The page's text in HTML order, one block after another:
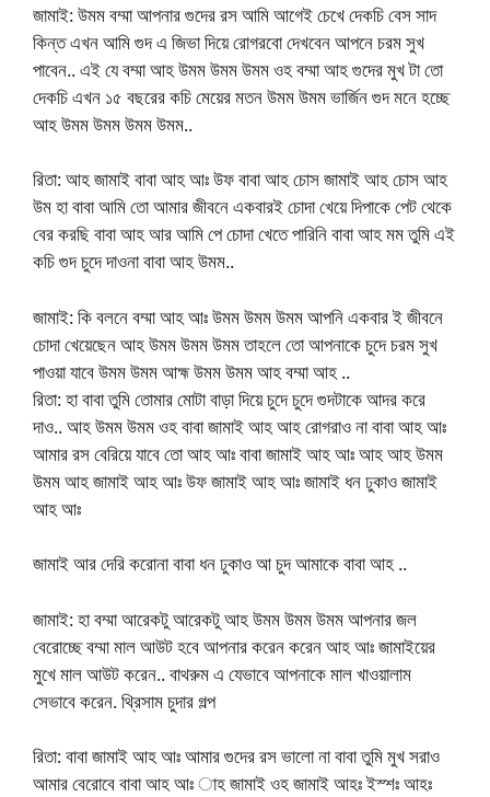
জামাই: উমম বম্মা আপনার গুদের রস আমি আগেই চেখে দেকচি বেস সাদ
কিন্ত এখন আমি গুদ এ জিভা দিয়ে রোগরবো দেখবেন আপনে চরম সুখ
পাবেন.. এই যে বম্মা আহ উমম উমম উমম ওহ বম্মা আহ গুদের মুখ টা তো
দেকচি এখন ১৫ বছরের কচি মেয়ের মতন উমম উমম ভার্জিন গুদ মনে হচ্ছে
আহ উমম উমম উমম উমম..
রিতা: আহ জামাই বাবা আহ আঃ উফ বাবা আহ চোস জামাই আহ চোস আহ
উম হা বাবা আমি তো আমার জীবনে একবারই চোদা খেয়ে দিপাকে পেট থেকে
বের করছি বাবা আহ আর আমি পে চোদা খেতে পারিনি বাবা আহ মম তুমি এই
কচি গুদ চুদে দাওনা বাবা আহ উমম..
জামাই: কি বলনে বম্মা আহ আঃ উমম উমম উমম আপনি একবার ই জীবনে
চোদা খেয়েছেন আহ উমম উমম উমম তাহলে তো আপনাকে চুদে চরম সুখ
পাওয়া যাবে উমম উমম আহ্ম উমম উমম আহ বম্মা আহ ..
রিতা: হা বাবা তুমি তোমার মোটা বাড়া দিয়ে চুদে চুদে গুদটাকে আদর করে
দাও.. আহ উমম উমম ওহ বাবা জামাই আহ আহ রোগরাও না বাবা আহ আঃ
আমার রস বেরিয়ে যাবে তো আহ আঃ বাবা জামাই আহ আঃ আহ আহ উমম
উমম আহ জামাই আহ আঃ উফ জামাই আহ আঃ জামাই ধন ঢুকাও জামাই
আহ আঃ
জামাই আর দেরি করোনা বাবা ধন ঢুকাও আ চুদ আমাকে বাবা আহ ..
জামাই: হা বম্মা আরেকটু আরেকটু আহ উমম উমম উমম আপনার জল
বেরোচ্ছে বম্মা মাল আউট হবে আপনার করেন করেন আহ আঃ জামাইয়ের
মুখে মাল আউট করেন.. বাথরুম এ যেভাবে আপনাকে মাল খাওয়ালাম
সেভাবে করেন. থ্রিসাম চুদার গল্প
রিতা: বাবা জামাই আহ আঃ আমার গুদের রস ভালো না বাবা তুমি মুখ সরাও
আমার বেরোবে বাবা আহ আঃ াহ জামাই ওহ জামাই আহঃ ইস্শঃ আহঃ